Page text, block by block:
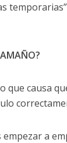
causa
a